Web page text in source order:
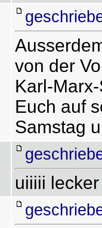
von der
Karl-
Euch auf
Samstag
uiiiii